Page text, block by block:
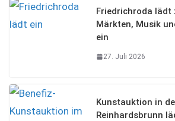
Friedrichroda lädt
Märkten, Musik
ein
27. Juli 2026
Kunstauktion in
Reinhardsbrunn